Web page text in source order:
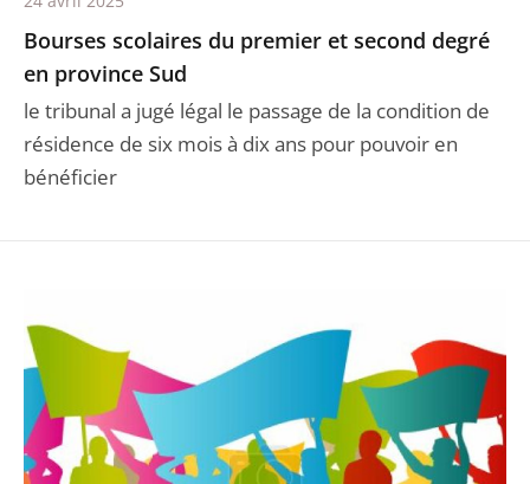
Bourses scolaires du premier et second degré
en province Sud
le tribunal a jugé légal le passage de la condition de
résidence de six mois à dix ans pour pouvoir en
bénéficier